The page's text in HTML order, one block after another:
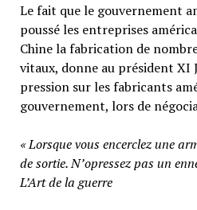
Le fait que le gouvernement
poussé les entreprises
Chine la fabrication de
vitaux, donne au président XI
pression sur les fabricants
gouvernement, lors de
« Lorsque vous encerclez une
de sortie. N’opressez pas un
L’Art de la guerre